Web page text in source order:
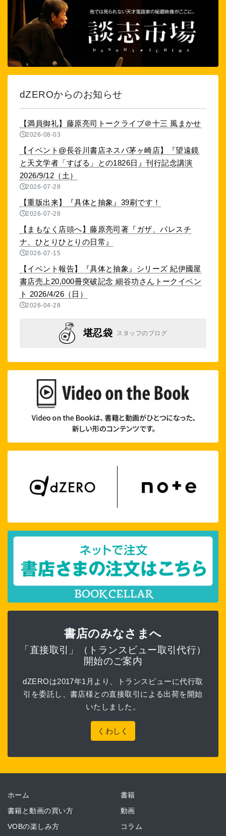
dZEROからのお知らせ
【満員御礼】藤原亮司トークライブ＠十三 風まかせ
2026-08-03
【イベント@長谷川書店ネスパ茅ヶ崎店】『望遠鏡
と天文学者「すばる」との1826日』刊行記念講演
2026/9/12（土）
2026-07-28
【重版出来】『具体と抽象』39刷です！
2026-07-28
【まもなく店頭へ】藤原亮司著『ガザ、パレスチ
ナ、ひとりひとりの日常』
2026-07-15
【イベント報告】『具体と抽象』シリーズ 紀伊國屋
書店売上20,000冊突破記念 細谷功さんトークイベン
ト 2026/4/26（日）
2026-04-28
堪忍袋 スタッフのブログ
書店のみなさまへ
「直接取引」（トランスビュー取引代行）
開始のご案内
dZEROは2017年1月より、トランスビューに代行取
引を委託し、書店様との直接取引による出荷を開始
いたしました。
くわしく
ホーム
書籍と動画の買い方
VOBの楽しみ方
書籍
動画
コラム